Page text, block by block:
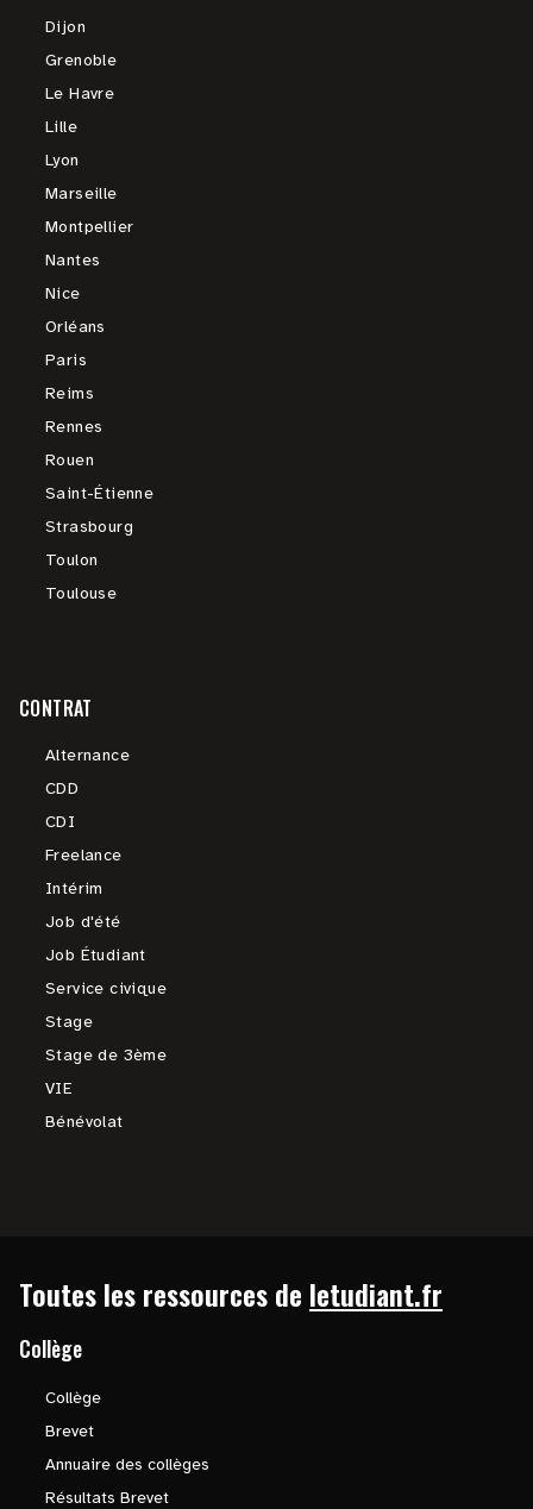
Dijon
Grenoble
Le Havre
Lille
Lyon
Marseille
Montpellier
Nantes
Nice
Orléans
Paris
Reims
Rennes
Rouen
Saint-Étienne
Strasbourg
Toulon
Toulouse
CONTRAT
Alternance
CDD
CDI
Freelance
Intérim
Job d'été
Job Étudiant
Service civique
Stage
Stage de 3ème
VIE
Bénévolat
Toutes les ressources de letudiant.fr
Collège
Collège
Brevet
Annuaire des collèges
Résultats Brevet